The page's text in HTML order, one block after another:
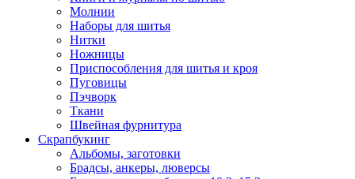
Молнии
Наборы для шитья
Нитки
Ножницы
Приспособления для шитья и кроя
Пуговицы
Пэчворк
Ткани
Швейная фурнитура
Скрапбукинг
Альбомы, заготовки
Брадсы, анкеры, люверсы